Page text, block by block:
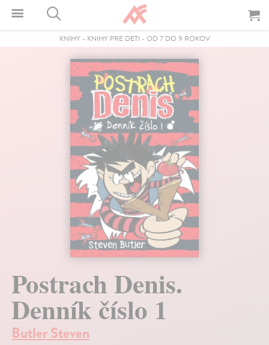
KNIHY- KNIHY PRE DETI - OD 7 DO 9 ROKOV
Postrach Denis.
Denník číslo 1
Butler Steven